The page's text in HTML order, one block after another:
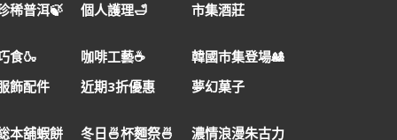
稀普洱🍃 個人護理🛁 市集酒莊
食🍶 咖啡工藝☕
韓國巿集登場🎎
飾配件 近期3折優惠 夢幻菓子
本舖蝦餅 冬日🍜杯麵祭🍜
濃情浪漫朱古力